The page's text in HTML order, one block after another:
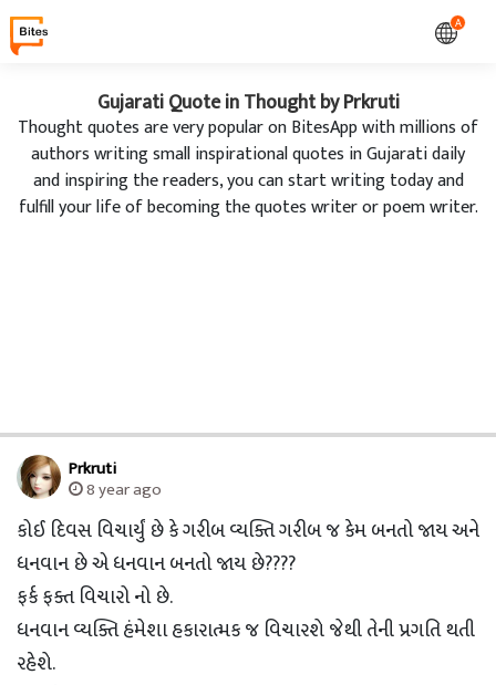
A
Gujarati Quote in Thought by Prkruti
Thought quotes are very popular on BitesApp with millions of
authors writing small inspirational quotes in Gujarati daily
and inspiring the readers, you can start writing today and
fulfill your life of becoming the quotes writer or poem writer.
Prkruti
8 year ago
કોઈ દિવસ વિચાર્યું છે કે ગરીબ વ્યક્તિ ગરીબ જ કેમ બનતો જાય અને
ધનવાન છે એ ધનવાન બનતો જાય છે????
ફર્ક ફક્ત વિચારો નો છે.
ધનવાન વ્યક્તિ હંમેશા હકારાત્મક જ વિચારશે જેથી તેની પ્રગતિ થતી
રહેશે.